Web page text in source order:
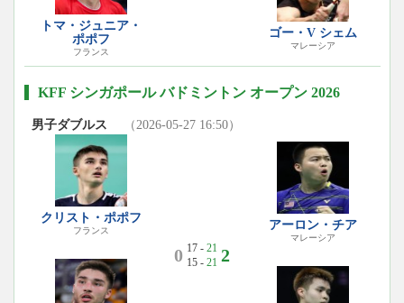
トマ・ジュニア・
ポポフ
フランス
ゴー・V シェム
マレーシア
KFF シンガポール バドミントン オープン 2026
男子ダブルス （2026-05-27 16:50）
クリスト・ポポフ
フランス
0 17 - 21
15 - 21 2
アーロン・チア
マレーシア